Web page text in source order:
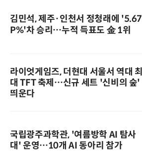
김민석, 제주·인천서 정청래에 '5.67
P%'차 승리…누적 득표도 金 1위
라이엇게임즈, 더현대 서울서 역대 최
대 TFT 축제…신규 세트 '신비의 숲'
띄운다
국립광주과학관, '여름방학 AI 탐사
대' 운영…10개 AI 동아리 참가